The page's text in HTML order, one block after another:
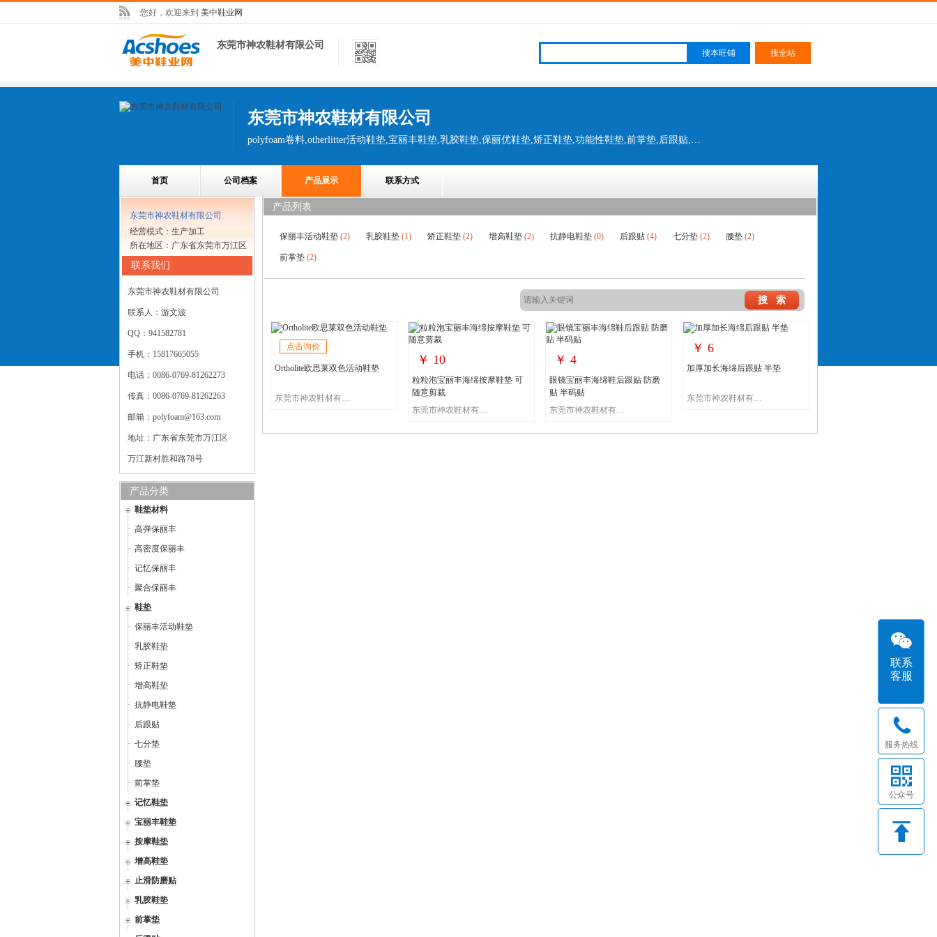
您好，欢迎来到 美中鞋业网
东莞市神农鞋材有限公司
东莞市神农鞋材有限公司
polyfoam卷料,otherlitter活动鞋垫,宝丽丰鞋垫,乳胶鞋垫,保丽优鞋垫,矫正鞋垫,功能性鞋垫,前掌垫,后跟贴,七分垫,后跟杯,鞋厂垫心
首页 公司档案 产品展示 联系方式
东莞市神农鞋材有限公司
经营模式：生产加工
所在地区：广东省东莞市万江区
联系我们
东莞市神农鞋材有限公司
联系人：游文波
QQ：941582781
手机：15817665055
电话：0086-0769-81262273
传真：0086-0769-81262263
邮箱：polyfoam@163.com
地址：广东省东莞市万江区
万江新村胜和路78号
产品分类
鞋垫材料
高弹保丽丰
高密度保丽丰
记忆保丽丰
聚合保丽丰
鞋垫
保丽丰活动鞋垫
乳胶鞋垫
矫正鞋垫
增高鞋垫
抗静电鞋垫
后跟贴
七分垫
腰垫
前掌垫
记忆鞋垫
宝丽丰鞋垫
按摩鞋垫
增高鞋垫
止滑防磨贴
乳胶鞋垫
前掌垫
产品列表
保丽丰活动鞋垫 (2) 乳胶鞋垫 (1) 矫正鞋垫 (2) 增高鞋垫 (2) 抗静电鞋垫 (0) 后跟贴 (4) 七分垫 (2) 腰垫 (2)
前掌垫 (2)
点击询价
Ortholite欧思莱双色活动鞋垫
东莞市神农鞋材有限公司
￥ 10
粒粒泡宝丽丰海绵按摩鞋垫 可
随意剪裁
东莞市神农鞋材有限公司
￥ 4
眼镜宝丽丰海绵鞋后跟贴 防磨
贴 半码贴
东莞市神农鞋材有限公司
￥ 6
加厚加长海绵后跟贴 半垫
东莞市神农鞋材有限公司
联系
客服
服务热线
公众号